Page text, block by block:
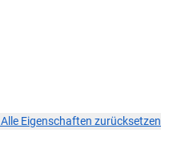
Alle Eigenschaften zurücksetzen